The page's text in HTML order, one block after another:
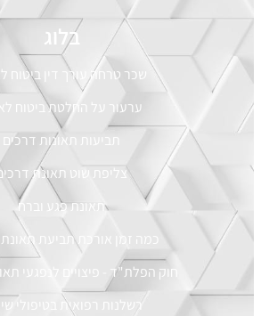
בלוג
שכר טרחה עורך דין ביטוח
ערעור על החלטת ביטוח
תביעות תאונות דרכים
צליפת שוט תאונת
תאונת פגע וברח
כמה זמן אורכת תביעת
חוק הפלת"ד - פיצויים לנפגעי
רשלנות רפואית בטיפולי